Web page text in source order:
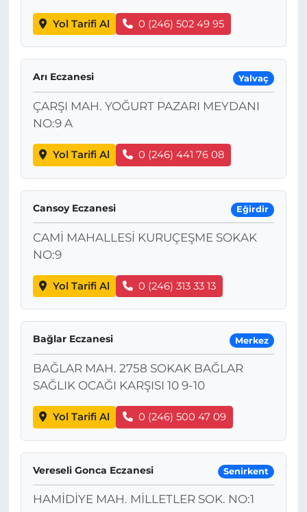
Yol Tarifi Al 0 (246) 502 49 95
Arı Eczanesi Yalvaç
ÇARŞI MAH. YOĞURT PAZARI MEYDANI
NO:9 A
Yol Tarifi Al 0 (246) 441 76 08
Cansoy Eczanesi Eğirdir
CAMİ MAHALLESİ KURUÇEŞME SOKAK
NO:9
Yol Tarifi Al 0 (246) 313 33 13
Bağlar Eczanesi Merkez
BAĞLAR MAH. 2758 SOKAK BAĞLAR
SAĞLIK OCAĞI KARŞISI 10 9-10
Yol Tarifi Al 0 (246) 500 47 09
Vereseli Gonca Eczanesi Senirkent
HAMİDİYE MAH. MİLLETLER SOK. NO:1